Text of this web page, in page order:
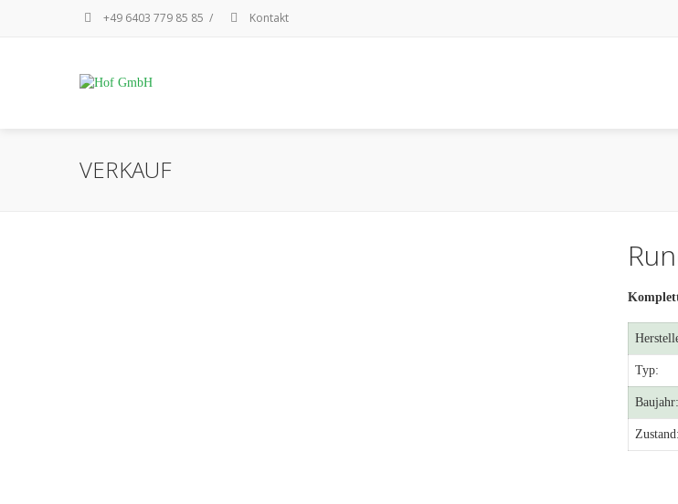
+49 6403 779 85 85 / Kontakt
VERKAUF
Typ:
Baujahr:
Zustand: